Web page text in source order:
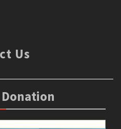
Us